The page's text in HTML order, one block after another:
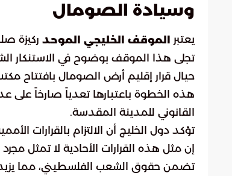
وسيادة الصومال
يعتبر الموقف الخليجي الموحد ركيزة
تجلى هذا الموقف بوضوح في الاستنكار
حيال قرار إقليم أرض الصومال بافتتاح
هذه الخطوة باعتبارها تعدياً صارخاً على
القانوني للمدينة المقدسة.
تؤكد دول الخليج أن الالتزام بالقرارات
إن مثل هذه القرارات الأحادية لا تمثل
تضمن حقوق الشعب الفلسطيني، مما